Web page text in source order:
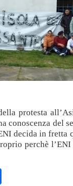
protesta
conoscenza del
decida in fretta
perchè l’ENI